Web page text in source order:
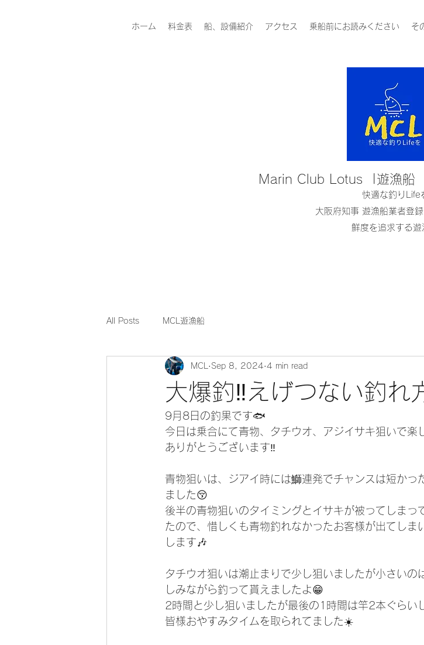
ホーム 料金表 船、設備紹介 アクセス 乗船前にお読みください そ
Marin Club Lotus |遊漁
快適な釣りLife
大阪府知事 遊漁船業者
鮮度を追求する遊
All Posts MCL遊漁船
大爆釣‼️えげつない釣れ
MCL Sep 8, 2024 4 min read
9月8日の釣果です🐟
今日は乗合にて青物、タチウオ、アジイサキ狙いで楽
ありがとうございます‼️
青物狙いは、ジアイ時には鰤連発でチャンスは短かっ
ました😚
後半の青物狙いのタイミングとイサキが被ってしまっ
たので、惜しくも青物釣れなかったお客様が出てしま
します🎶
タチウオ狙いは潮止まりで少し狙いましたが小さいの
しみながら釣って貰えましたよ😁
2時間と少し狙いましたが最後の1時間は竿2本ぐらい
皆様おやすみタイムを取られてました☀️